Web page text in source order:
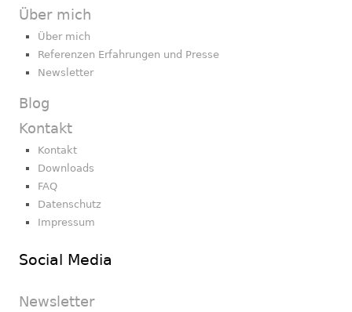
Über mich
Über mich
Referenzen Erfahrungen und Presse
Newsletter
Blog
Kontakt
Kontakt
Downloads
FAQ
Datenschutz
Impressum
Social Media
Newsletter